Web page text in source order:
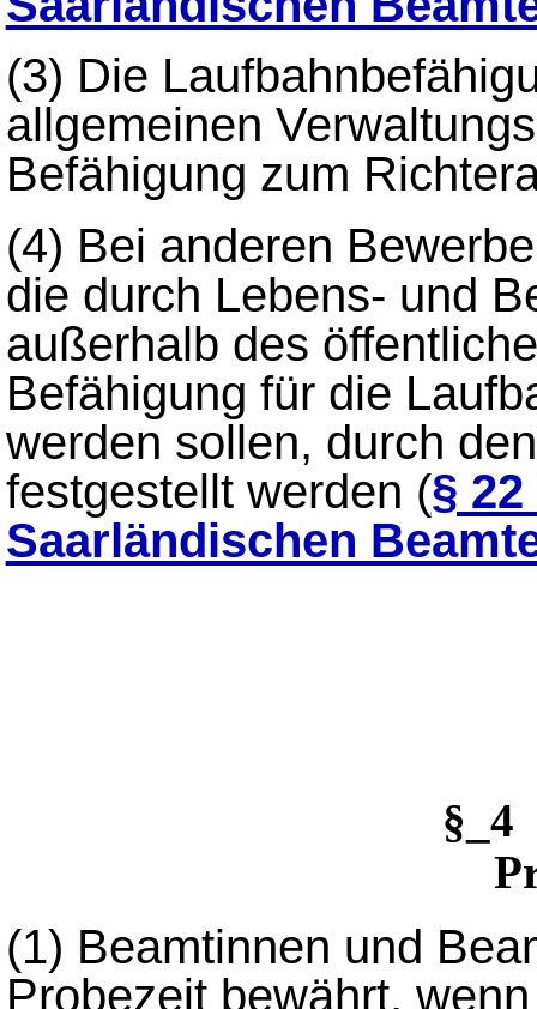
(3) Die
allgemeinen
Befähigung zum
(4) Bei anderen
die durch Lebens- und
außerhalb des
Befähigung für die
werden sollen, durch
festgestellt werden (§
Saarländischen
(1) Beamtinnen und
Probezeit bewährt,